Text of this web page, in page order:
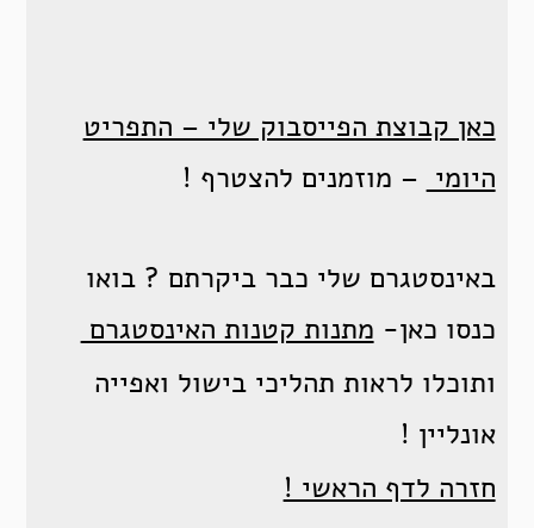
כאן קבוצת הפייסבוק שלי – התפריט
היומי – מוזמנים להצטרף !
באינסטגרם שלי כבר ביקרתם ? בואו
כנסו כאן- מתנות קטנות האינסטגרם
ותוכלו לראות תהליכי בישול ואפייה
אונליין !
חזרה לדף הראשי !